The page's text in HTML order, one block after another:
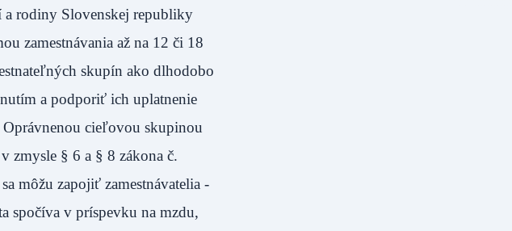
a rodiny Slovenskej republiky
zamestnávania až na 12 či 18
skupín ako dlhodobo
a podporiť ich uplatnenie
cieľovou skupinou
zmysle § 6 a § 8 zákona č.
môžu zapojiť zamestnávatelia -
spočíva v príspevku na mzdu,